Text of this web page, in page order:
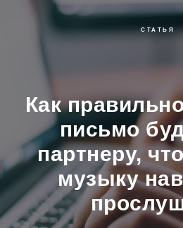
СТАТЬЯ
Как
письмо
партнеру,
музыку